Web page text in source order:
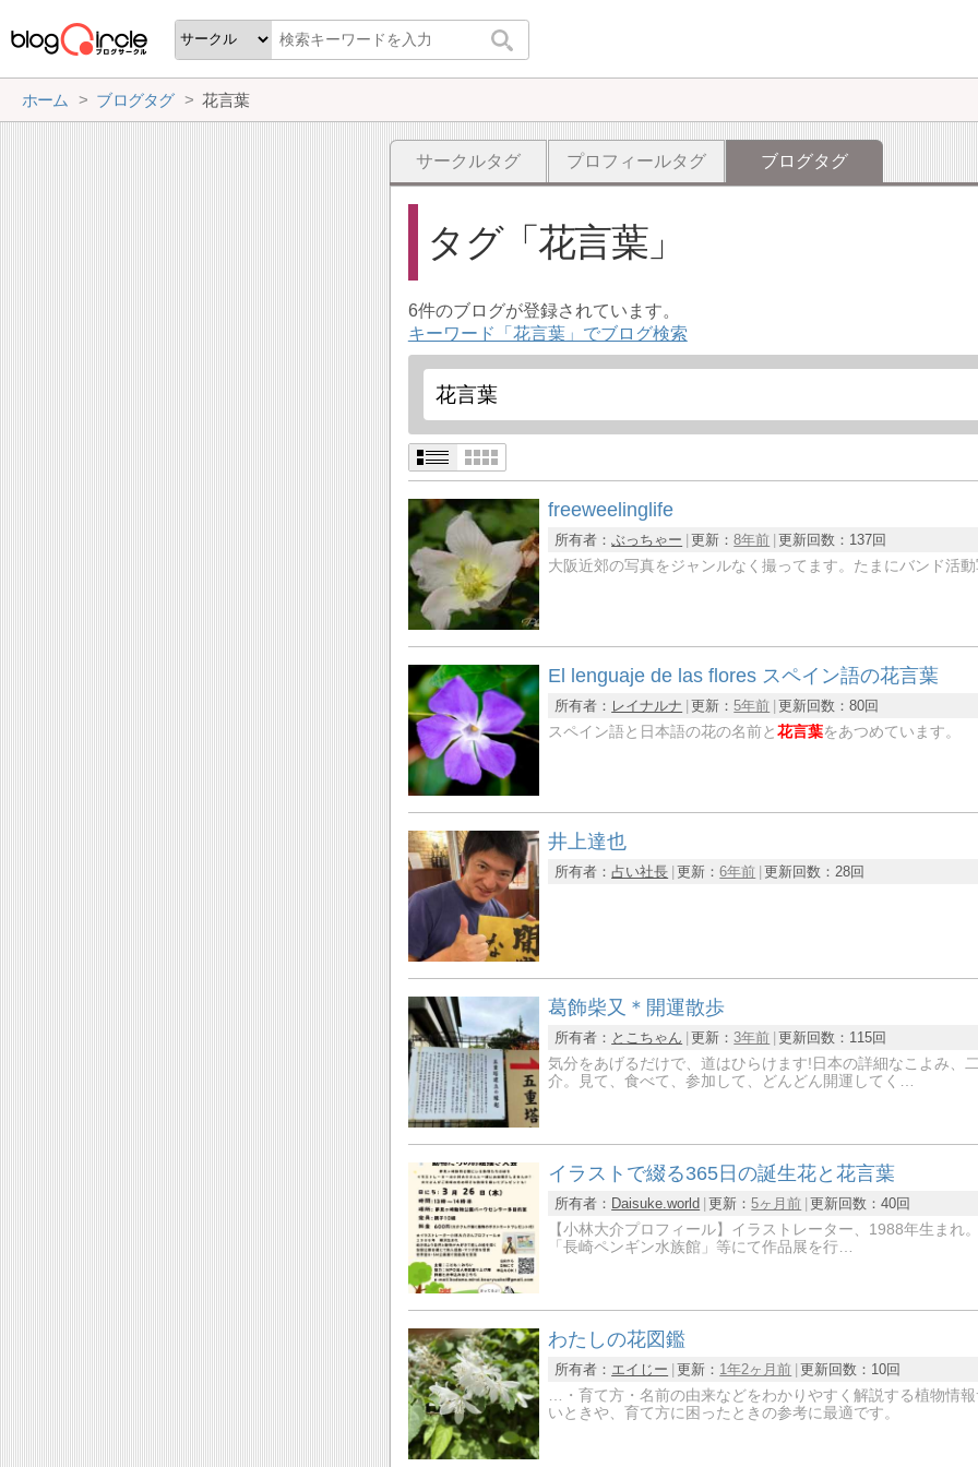
ホーム ブログタグ 花言葉
サークルタグ プロフィールタグ ブログタグ
タグ 花言葉
6件のブログが登録されています。
キーワード「花言葉」でブログ検索
freeweelinglife
所有者：ぶっちゃー 更新：8年前 更新回数： 137回
大阪近郊の写真をジャンルなく撮ってます。たまにバンド活
El lenguaje de las flores スペイン語の花言葉
所有者： レイナルナ 更新：5年前 更新回数：80回
スペイン語と日本語の花の名前と 花言葉をあつめています。
井上達也
所有者：占い社長 更新：6年前 更新回数：28回
葛飾柴又＊開運散歩
所有者： とこちゃん 更新： 3年前 更新回数： 115回
気分をあげるだけで、道はひらけます!日本の詳細なこよみ、
介。見て、食べて、参加して、どんどん開運してく…
イラストで綴る365日の誕生花と花言葉
所有者： Daisuke.world 更新：5ヶ月前 更新回数：40回
【小林大介プロフィール】イラストレーター、1988年生ま
「長崎ペンギン水族館」等にて作品展を行…
わたしの花図鑑
所有者： エイじー 更新： 1年2ヶ月前 更新回数： 10回
…・育て方・名前の由来などをわかりやすく解説する植物情
いときや、育て方に困ったときの参考に最適です。